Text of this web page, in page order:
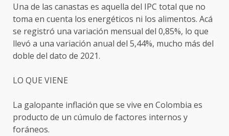
Una de las canastas es aquella del IPC total que no
toma en cuenta los energéticos ni los alimentos. Acá
se registró una variación mensual del 0,85%, lo que
llevó a una variación anual del 5,44%, mucho más del
doble del dato de 2021.
LO QUE VIENE
La galopante inflación que se vive en Colombia es
producto de un cúmulo de factores internos y
foráneos.